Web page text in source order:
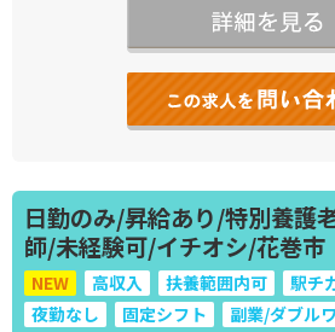
日勤のみ/昇給あり/特別養護
師/未経験可/イチオシ/花巻市
NEW 高収入 扶養範囲内可 駅チ
夜勤なし
固定シフト 副業/ダブル